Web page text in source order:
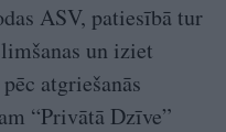
ASV, patiesībā tur
un iziet
atgriešanās
“Privātā Dzīve”